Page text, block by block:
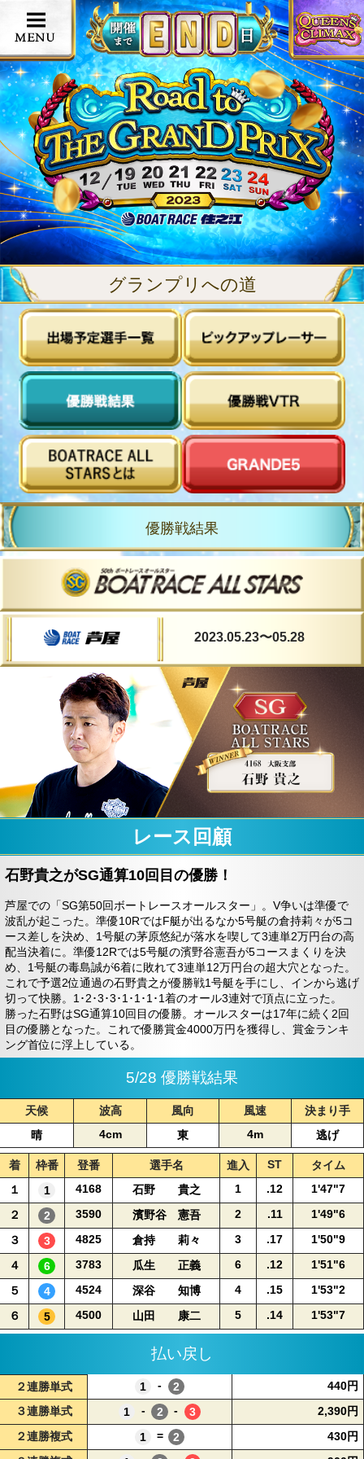
グランプリへの道
優勝戦結果
2023.05.23〜05.28
レース回顧
石野貴之がSG通算10回目の優勝！
芦屋での「SG第50回ボートレースオールスター」。V争いは準優で
波乱が起こった。準優10RではF艇が出るなか5号艇の倉持莉々が5コ
ース差しを決め、1号艇の茅原悠紀が落水を喫して3連単2万円台の高
配当決着に。準優12Rでは5号艇の濱野谷憲吾が5コースまくりを決
め、1号艇の毒島誠が6着に敗れて3連単12万円台の超大穴となった。
これで予選2位通過の石野貴之が優勝戦1号艇を手にし、インから逃げ
切って快勝。1･2･3･3･1･1･1･1着のオール3連対で頂点に立った。
勝った石野はSG通算10回目の優勝。オールスターは17年に続く2回
目の優勝となった。これで優勝賞金4000万円を獲得し、賞金ランキ
ング首位に浮上している。
5/28 優勝戦結果
天候 波高 風向 風速
決まり手
晴
4cm 東 4m 逃げ
着 枠番 登番 選手名 進入 ST
タイム
１
4168 石野 貴之 1 .12
1'47"7
２
3590 濱野谷 憲吾 2 .11
1'49"6
３
4825 倉持 莉々 3 .17
1'50"9
４
3783 瓜生 正義 6 .12
1'51"6
５
4524 深谷 知博 4 .15
1'53"2
６
4500 山田 康二 5 .14 1'53"7
払い戻し
-
440円
-
-
2,390円
=
430円